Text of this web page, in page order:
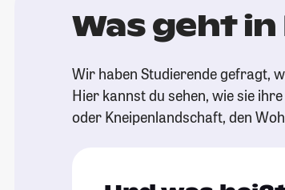
Was geht
Wir haben Studierende gefragt,
Hier kannst du sehen, wie sie
oder Kneipenlandschaft, den